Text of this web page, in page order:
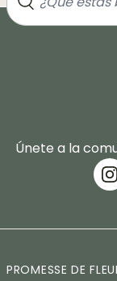
Únete a la
PROMESSE DE